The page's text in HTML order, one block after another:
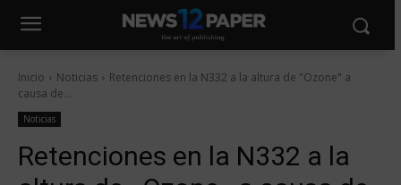
Inicio Noticias
Retenciones en la N332 a la altura de "Ozone" a
causa de...
Noticias
Retenciones en la N332 a la